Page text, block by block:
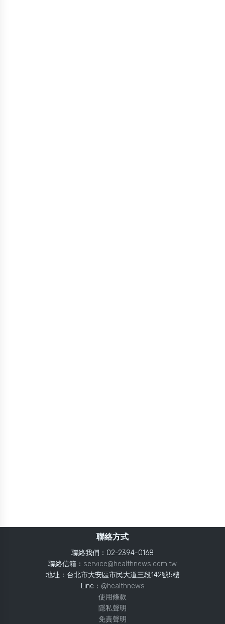
聯絡方式
聯絡我們：02-2394-0168
聯絡信箱： service@healthnews.com.tw
地址：台北市大安區市民大道三段142號5樓
Line： @healthnews
使用條款
隱私聲明
免責聲明